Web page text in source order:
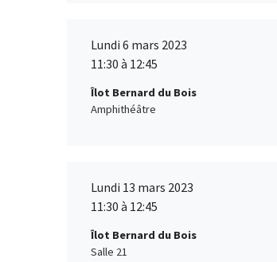
Lundi 6 mars 2023
11:30 à 12:45
Îlot Bernard du Bois
Amphithéâtre
Lundi 13 mars 2023
11:30 à 12:45
Îlot Bernard du Bois
Salle 21